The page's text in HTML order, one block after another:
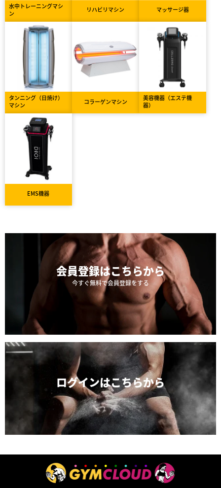
水中トレーニングマシ
ン
リハビリマシン マッサージ器
タンニング（日焼け）
マシン
コラーゲンマシン
美容機器（エステ機
器）
EMS機器
会員登録はこちらから
今すぐ無料で会員登録をする
ログインはこちらから